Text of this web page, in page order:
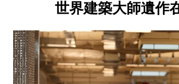
世界建築大師遺作